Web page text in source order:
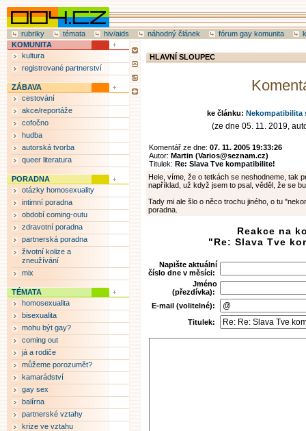
rubriky témata hiv/aids náhodný článek fórum gay komunita
HLAVNÍ SLOUPEC
ke článku: Nekompatibilita
(ze dne 05. 11. 2019,
Komentář ze dne: 07. 11. 2005 19:33:26
Autor: Martin (Varios@seznam.cz)
Titulek: Re: Slava Tve kompatibilite!
Hele, víme, že o tetkách se neshodneme, tak
například, už když jsem to psal, věděl, že se
Tady mi ale šlo o něco trochu jiného, o tu
poradna.
Reakce na
"Re: Slava Tve
Napište aktuální
číslo dne v měsíci:
Jméno
(přezdívka):
E-mail (volitelné):
Titulek:
KOMUNITA
kultura
registrované partnerství
ZÁBAVA
cestování
akce/reportáže
cofočno
hudba
autorská tvorba
queer literatura
PORADNA
otázky homosexuality
intimní poradna
období coming-outu
zdravotní poradna
partnerská poradna
životní kolize a
zneužívání
mix
TÉMATA
homosexualita
bisexualita
mohu být gay?
coming out
já a rodiče
můžeme porozumět?
kamarádství
gay sex
balírna
partnerské vztahy
krize ve vztahu